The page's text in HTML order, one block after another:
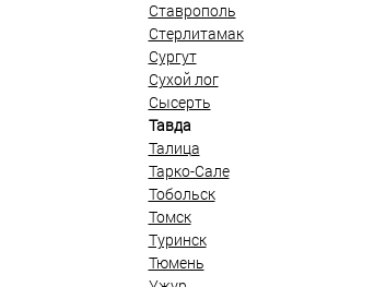
Ставрополь
Стерлитамак
Сургут
Сухой лог
Сысерть
Тавда
Талица
Тарко-Сале
Тобольск
Томск
Туринск
Тюмень